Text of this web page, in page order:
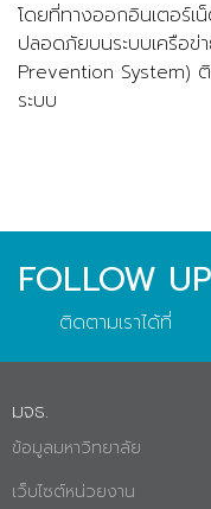
โดยที่ทางออกอินเตอร์
ปลอดภัยบนระบบเครือข่
Prevention System)
ระบบ
FOLLOW UP
ติดตามเราได้ที่
มจธ.
ข้อมูลมหาวิทยาลัย
เว็บไซต์หน่วยงาน